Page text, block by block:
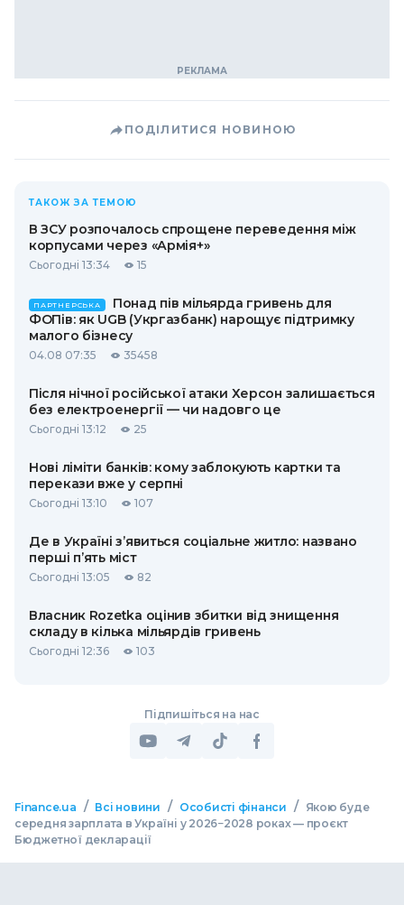
ПОДІЛИТИСЯ НОВИНОЮ
ТАКОЖ ЗА ТЕМОЮ
В ЗСУ розпочалось спрощене переведення між
корпусами через «Армія+»
Сьогодні 13:34 15
ПАРТНЕРСЬКА
Понад пів мільярда гривень для
ФОПів: як UGB (Укргазбанк) нарощує підтримку
малого бізнесу
04.08 07:35 35458
Після нічної російської атаки Херсон залишається
без електроенергії — чи надовго це
Сьогодні 13:12 25
Нові ліміти банків: кому заблокують картки та
перекази вже у серпні
Сьогодні 13:10 107
Де в Україні з’явиться соціальне житло: названо
перші п’ять міст
Сьогодні 13:05 82
Власник Rozetka оцінив збитки від знищення
складу в кілька мільярдів гривень
Сьогодні 12:36 103
Підпишіться на нас
Finance.ua / Всі новини / Особисті фінанси /
Якою буде
середня зарплата в Україні у 2026−2028 роках — проєкт
Бюджетної декларації